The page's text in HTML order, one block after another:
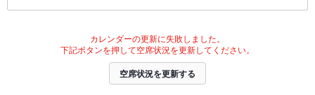
カレンダーの更新に失敗しました。
下記ボタンを押して空席状況を更新してください。
空席状況を更新する